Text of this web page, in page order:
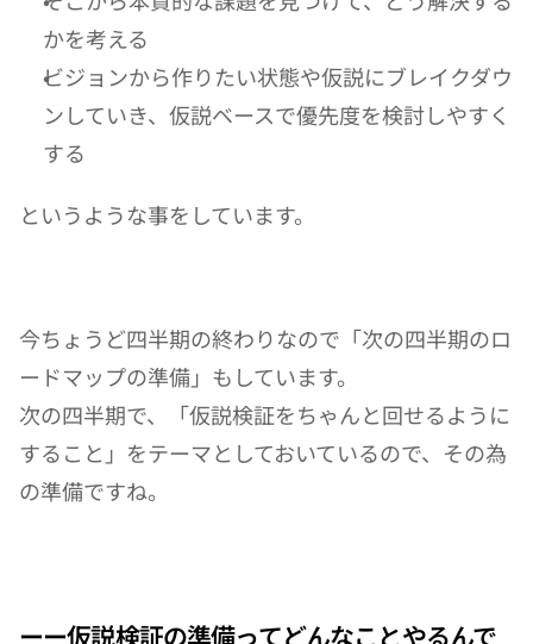
かを考える
ビジョンから作りたい状態や仮説にブレイクダウ
ンしていき、仮説ベースで優先度を検討しやすく
する
というような事をしています。
今ちょうど四半期の終わりなので「次の四半期のロ
ードマップの準備」もしています。
次の四半期で、「仮説検証をちゃんと回せるように
すること」をテーマとしておいているので、その為
の準備ですね。
ーー仮説検証の準備ってどんなことやるんで